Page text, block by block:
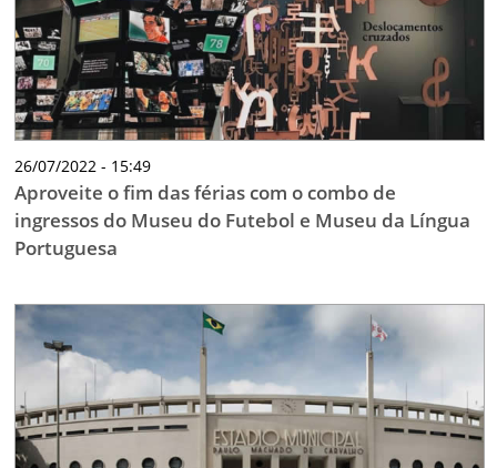
26/07/2022 - 15:49
Aproveite o fim das férias com o combo de
ingressos do Museu do Futebol e Museu da Língua
Portuguesa